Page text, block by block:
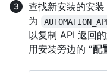
查找新安装的安
为
以复制 API 返回
用安装旁边的 “配